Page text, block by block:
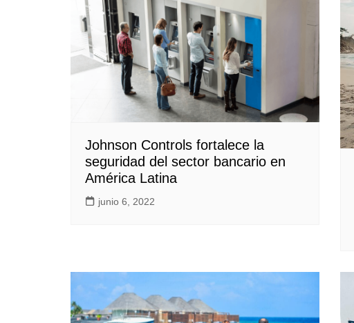
Johnson Controls fortalece la
seguridad del sector bancario en
América Latina
junio 6, 2022